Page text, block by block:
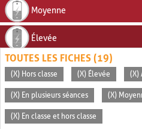
Moyenne
Élevée
TOUTES LES FICHES (19)
(X) Hors classe (X) Élevée (X)
(X) En plusieurs séances (X)
(X) En classe et hors classe